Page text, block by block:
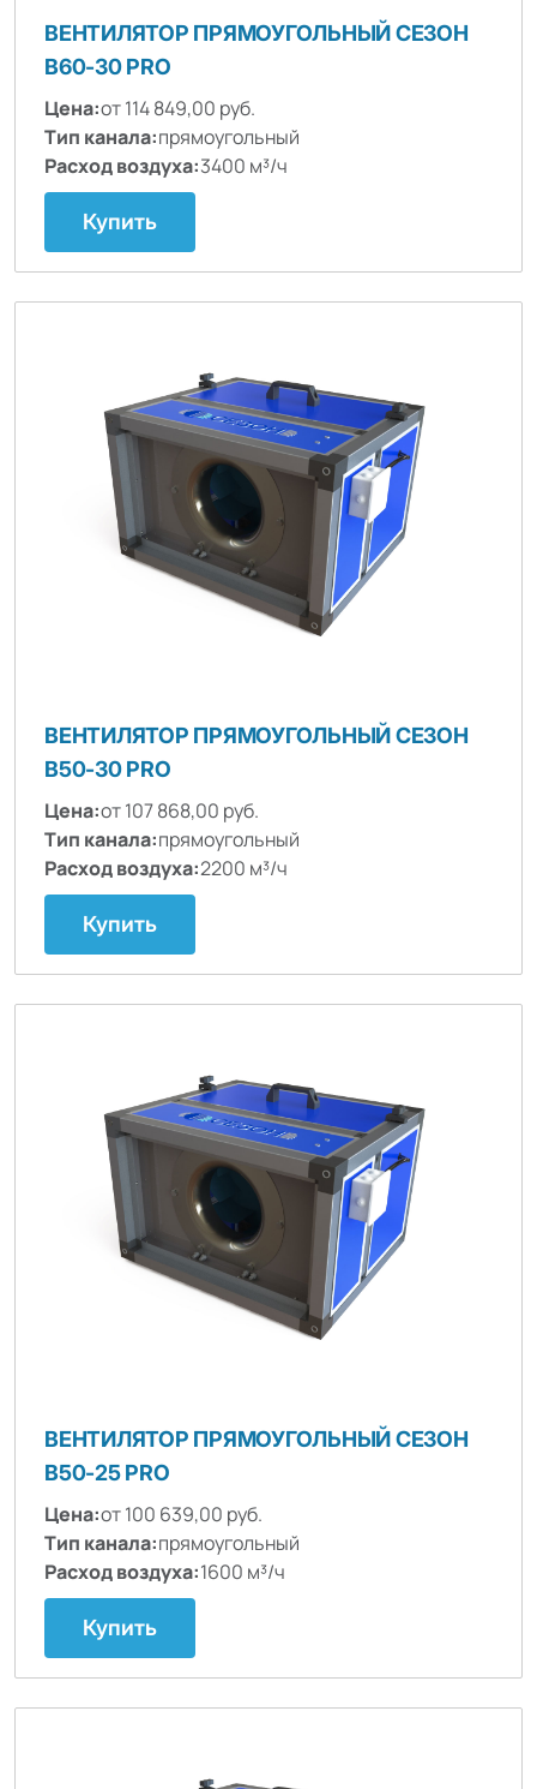
ВЕНТИЛЯТОР ПРЯМОУГОЛЬНЫЙ СЕЗОН
B60-30 PRO
Цена:от 114 849,00 руб.
Тип канала:прямоугольный
Расход воздуха:3400 м³/ч
Купить
ВЕНТИЛЯТОР ПРЯМОУГОЛЬНЫЙ СЕЗОН
B50-30 PRO
Цена:от 107 868,00 руб.
Тип канала:прямоугольный
Расход воздуха:2200 м³/ч
Купить
ВЕНТИЛЯТОР ПРЯМОУГОЛЬНЫЙ СЕЗОН
B50-25 PRO
Цена:от 100 639,00 руб.
Тип канала:прямоугольный
Расход воздуха:1600 м³/ч
Купить